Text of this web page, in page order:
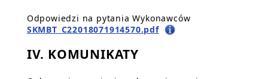
Odpowiedzi na pytania Wykonawców
SKMBT_C22018071914570.pdf
IV. KOMUNIKATY